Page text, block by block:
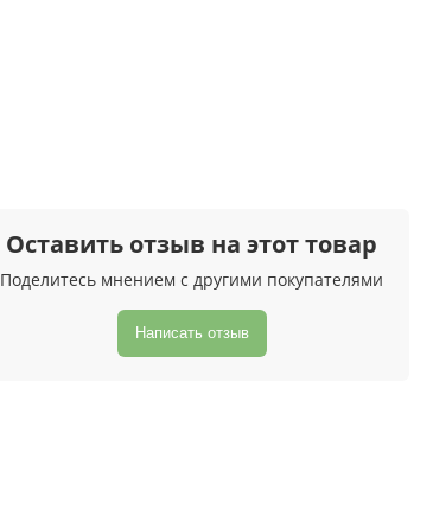
Оставить отзыв на этот товар
Поделитесь мнением с другими покупателями
Написать отзыв